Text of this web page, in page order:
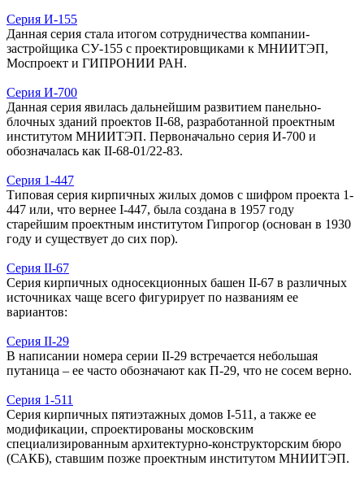
Серия И-155
Данная серия стала итогом сотрудничества компании-
застройщика СУ-155 с проектировщиками к МНИИТЭП,
Моспроект и ГИПРОНИИ РАН.
Серия И-700
Данная серия явилась дальнейшим развитием панельно-
блочных зданий проектов II-68, разработанной проектным
институтом МНИИТЭП. Первоначально серия И-700 и
обозначалась как II-68-01/22-83.
Серия 1-447
Типовая серия кирпичных жилых домов с шифром проекта 1-
447 или, что вернее I-447, была создана в 1957 году
старейшим проектным институтом Гипрогор (основан в 1930
году и существует до сих пор).
Серия II-67
Серия кирпичных односекционных башен II-67 в различных
источниках чаще всего фигурирует по названиям ее
вариантов:
Серия II-29
В написании номера серии II-29 встречается небольшая
путаница – ее часто обозначают как П-29, что не сосем верно.
Серия 1-511
Серия кирпичных пятиэтажных домов I-511, а также ее
модификации, спроектированы московским
специализированным архитектурно-конструкторским бюро
(САКБ), ставшим позже проектным институтом МНИИТЭП.